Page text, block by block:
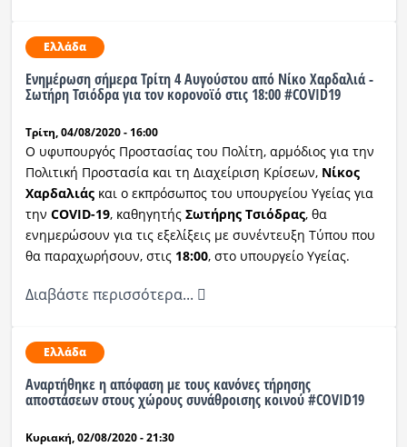
Ελλάδα
Ενημέρωση σήμερα Τρίτη 4 Αυγούστου από Νίκο Χαρδαλιά -
Σωτήρη Τσιόδρα για τον κορονοϊό στις 18:00 #COVID19
Τρίτη, 04/08/2020 - 16:00
O υφυπουργός Προστασίας του Πολίτη, αρμόδιος για την
Πολιτική Προστασία και τη Διαχείριση Κρίσεων,Νίκος
Χαρδαλιάςκαι ο εκπρόσωπος του υπουργείου Υγείας για
την COVID-19, καθηγητής Σωτήρης Τσιόδρας, θα
ενημερώσουν για τις εξελίξεις με συνέντευξη Τύπου που
θα παραχωρήσουν, στις 18:00, στο υπουργείο Υγείας.
Διαβάστε περισσότερα...
Ελλάδα
Αναρτήθηκε η απόφαση με τους κανόνες τήρησης
αποστάσεων στους χώρους συνάθροισης κοινού #COVID19
Κυριακή, 02/08/2020 - 21:30